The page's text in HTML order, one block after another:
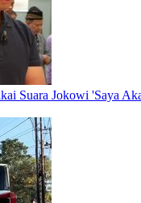
Suara Jokowi 'Saya